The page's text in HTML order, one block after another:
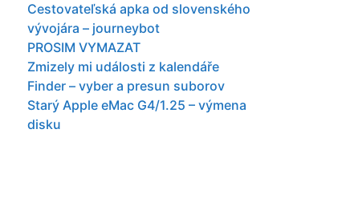
Cestovateľská apka od slovenského
vývojára – journeybot
PROSIM VYMAZAT
Zmizely mi události z kalendáře
Finder – vyber a presun suborov
Starý Apple eMac G4/1.25 – výmena
disku